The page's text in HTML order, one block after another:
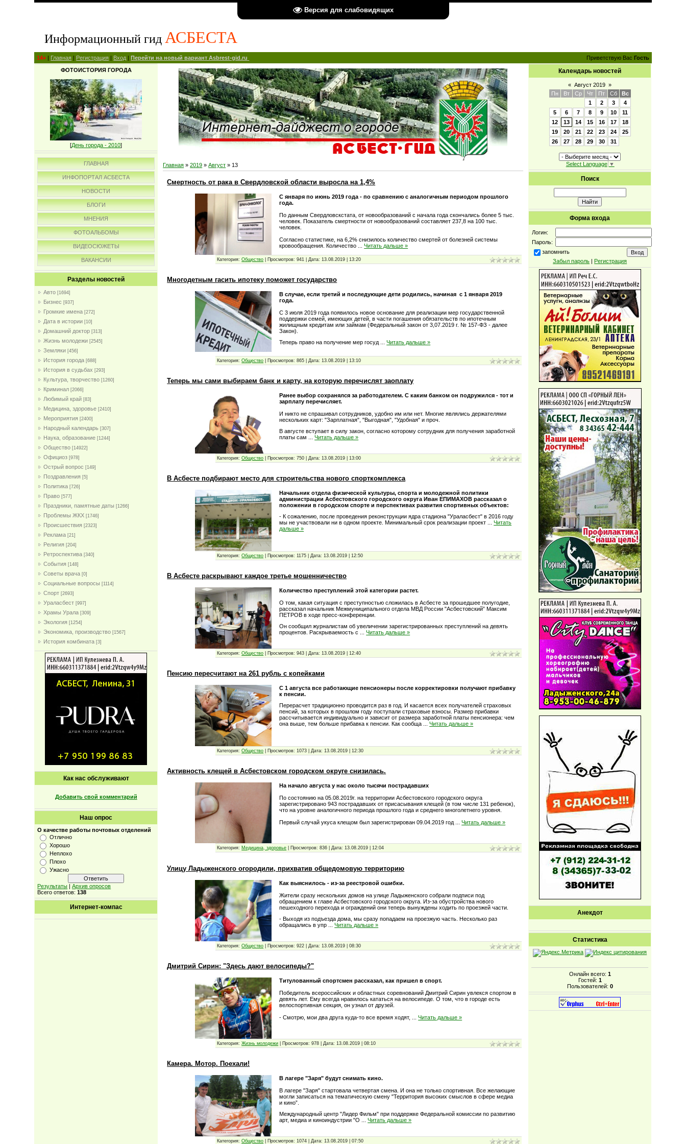
Версия для слабовидящих
Информационный гид АСБЕСТА
14+ | Главная | Регистрация | Вход |Перейти на новый вариант Asbrest-gid.ru Приветствую Вас Гость
ФОТОИСТОРИЯ ГОРОДА
[День города - 2010]
ГЛАВНАЯ
ИНФОПОРТАЛ АСБЕСТА
НОВОСТИ
БЛОГИ
МНЕНИЯ
ФОТОАЛЬБОМЫ
ВИДЕОСЮЖЕТЫ
ВАКАНСИИ
Разделы новостей
Авто [1694]
Бизнес [937]
Громкие имена [272]
Дата в истории [10]
Домашний доктор [313]
Жизнь молодежи [2545]
Земляки [456]
История города [688]
История в судьбах [293]
Культура, творчество [1260]
Криминал [2066]
Любимый край [83]
Медицина, здоровье [2410]
Мероприятия [2400]
Народный календарь [307]
Наука, образование [1244]
Общество [14922]
Официоз [978]
Острый вопрос [149]
Поздравления [5]
Политика [726]
Право [577]
Праздники, памятные даты [1266]
Проблемы ЖКХ [1746]
Проиcшествия [2323]
Реклама [21]
Религия [204]
Ретроспектива [340]
События [148]
Советы врача [0]
Социальные вопросы [1114]
Спорт [2693]
Ураласбест [997]
Храмы Урала [309]
Экология [1254]
Экономика, производство [1567]
История комбината [3]
Как нас обслуживают
Добавить свой комментарий
Наш опрос
О качестве работы почтовых отделений
Отлично
Хорошо
Неплохо
Плохо
Ужасно
Результаты |Архив опросов
Всего ответов:138
Интернет-компас
Главная »2019 » Август » 13
Смертность от рака в Свердловской области выросла на 1,4%
С января по июнь 2019 года - по сравнению с аналогичным периодом прошлого
года.
По данным Свердловскстата, от новообразований с начала года скончались более 5 тыс.
человек. Показатель смертности от новообразований составляет 237,8 на 100 тыс.
человек.
Согласно статистике, на 6,2% снизилось количество смертей от болезней системы
кровообращения. Количество
...Читать дальше »
Категория: Общество Просмотров: 941 Дата: 13.08.2019 |13:20
Многодетным гасить ипотеку поможет государство
В случае, если третий и последующие дети родились, начиная с 1 января 2019
года.
С 3 июля 2019 года появилось новое основание для реализации мер государственной
поддержки семей, имеющих детей, в части погашения обязательств по ипотечным
жилищным кредитам или займам (Федеральный закон от 3,07.2019 г. № 157-ФЗ - далее
Закон).
Теперь право на получение мер госуд
...Читать дальше »
Категория: Общество Просмотров: 865 Дата: 13.08.2019 |13:10
Теперь мы сами выбираем банк и карту, на которую перечислят заоплату
Ранее выбор сохранялся за работодателем. С каким банком он подружился - тот и
зарплату перечисляет.
И никто не спрашивал сотрудников, удобно им или нет. Многие являлись держателями
нескольких карт: "Зарплатная", "Выгодная", "Удобная" и проч.
В августе вступает в силу закон, согласно которому сотрудник для получения заработной
платы сам
...Читать дальше »
Категория: Общество Просмотров: 750 Дата: 13.08.2019 |13:00
В Асбесте подбирают место для строительства нового спорткомплекса
Начальник отдела физической культуры, спорта и молодежной политики
администрации Асбестовского городского округа Иван ЕПИМАХОВ рассказал о
положении в городском спорте и перспективах развития спортивных объектов:
- К сожалению, после проведения реконструкции ядра стадиона "Ураласбест" в 2016 году
мы не участвовали ни в одном проекте. Минимальный срок реализации проект
...Читать
дальше »
Категория: Общество Просмотров: 1175 Дата: 13.08.2019 |12:50
В Асбесте раскрывают каждое третье мошенничество
Количество преступлений этой категории растет.
О том, какая ситуация с преступностью сложилась в Асбесте за прошедшее полугодие,
рассказал начальник Межмуниципального отдела МВД России "Асбестовский” Максим
ПЕТРОВ в ходе пресс-конференции.
Он сообщил журналистам об увеличении зарегистрированных преступлений на девять
процентов. Раскрываемость с
...Читать дальше »
Категория: Общество Просмотров: 943 Дата: 13.08.2019 |12:40
Пенсию пересчитают на 261 рубль с копейками
С 1 августа все работающие пенсионеры после корректировки получают прибавку
к пенсии.
Перерасчет традиционно проводится раз в год. И касается всех получателей страховых
пенсий, за которых в прошлом году поступали страховые взносы. Размер прибавки
рассчитывается индивидуально и зависит от размера заработной платы пенсионера: чем
она выше, тем больше прибавка к пенсии. Как сообща
...Читать дальше »
Категория: Общество Просмотров: 1073 Дата: 13.08.2019 |12:30
Активность клещей в Асбестовском городском округе снизилась.
На начало августа у нас около тысячи пострадавших
По состоянию на 05.08.2019г. на территории Асбестовского городского округа
зарегистрировано 943 пострадавших от присасывания клещей (в том числе 131 ребенок),
что на уровне аналогичного периода прошлого года и среднего многолетнего уровня.
Первый случай укуса клещом был зарегистрирован 09.04.2019 год
...Читать дальше »
Категория: Медицина, здоровье Просмотров: 836 |Дата: 13.08.2019 |12:04
Улицу Ладыженского огородили, прихватив общедомовую территорию
Как выяснилось - из-за реестровой ошибки.
Жители сразу нескольких домов на улице Ладыженского собрали подписи под
обращением к главе Асбестовского городского округа. Из-за обустройства нового
пешеходного перехода и ограждений они теперь вынуждены ходить по проезжей части.
- Выходя из подъезда дома, мы сразу попадаем на проезжую часть. Несколько раз
обращались в упр
...Читать дальше »
Категория: Общество Просмотров: 922 Дата: 13.08.2019 |08:30
Дмитрий Сирин: "Здесь дают велосипеды?"
Титулованный спортсмен рассказал, как пришел в спорт.
Победитель всероссийских и областных соревнований Дмитрий Сирин увлекся спортом в
девять лет. Ему всегда нравилось кататься на велосипеде. О том, что в городе есть
велоспортивная секция, он узнал от друзей.
- Смотрю, мои два друга куда-то все время ходят,
...Читать дальше »
Категория: Жизнь молодежи Просмотров: 978 Дата: 13.08.2019 |08:10
Камера. Мотор. Поехали!
В лагере "Заря" будут снимать кино.
В лагере "Заря" стартовала четвертая смена. И она не только спортивная. Все желающие
могли записаться на тематическую смену "Территория высоких смыслов в сфере медиа
и кино”.
Международный центр "Лидер Фильм" при поддержке Федеральной комиссии по развитию
арт, медиа и киноиндустрии "О
...Читать дальше »
Категория: Общество Просмотров: 1074 Дата: 13.08.2019 |07:50
Календарь новостей
« Август 2019 »
Пн
Вт Ср Чт Пт Сб
Вс
1
2 3
4
5
6 7 8 9 10
11
12
13 14 15 16 17
18
19
20 21 22 23 24
25
26
27 28 29 30 31
Select Language ▼
Поиск
Форма входа
Логин:
Пароль:
запомнить
Забыл пароль | Регистрация
Анекдот
Статистика
Онлайн всего: 1
Гостей: 1
Пользователей: 0